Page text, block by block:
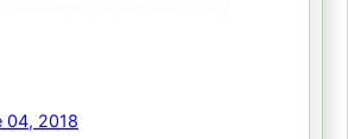
04, 2018